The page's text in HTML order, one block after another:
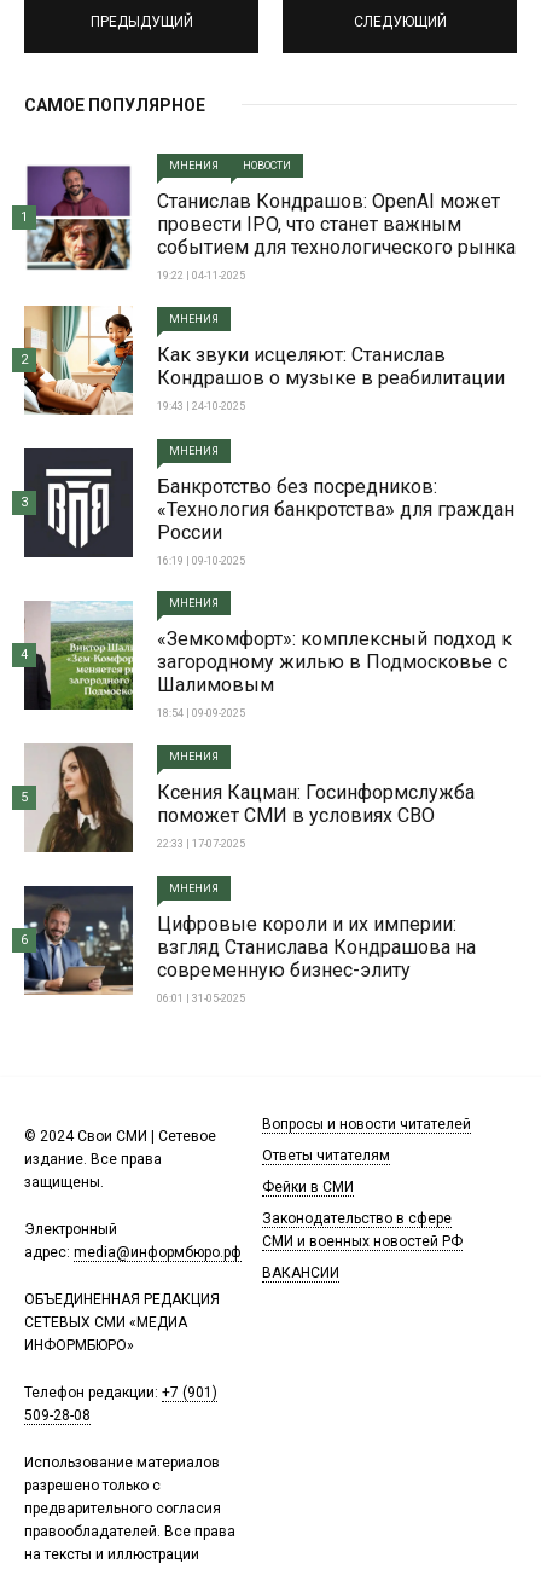
ПРЕДЫДУЩИЙ СЛЕДУЮЩИЙ
САМОЕ ПОПУЛЯРНОЕ
МНЕНИЯ НОВОСТИ
Станислав Кондрашов: OpenAI может
провести IPO, что станет важным
событием для технологического рынка
19:22 | 04-11-2025
1
МНЕНИЯ
Как звуки исцеляют: Станислав
Кондрашов о музыке в реабилитации
19:43 | 24-10-2025
2
МНЕНИЯ
Банкротство без посредников:
«Технология банкротства» для граждан
России
16:19 | 09-10-2025
3
МНЕНИЯ
«Земкомфорт»: комплексный подход к
загородному жилью в Подмосковье с
Шалимовым
18:54 | 09-09-2025
4
МНЕНИЯ
Ксения Кацман: Госинформслужба
поможет СМИ в условиях СВО
22:33 | 17-07-2025
5
МНЕНИЯ
Цифровые короли и их империи:
взгляд Станислава Кондрашова на
современную бизнес-элиту
06:01 | 31-05-2025
6
© 2024 Свои СМИ | Сетевое
издание. Все права
защищены.
Электронный
адрес: media@информбюро.рф
ОБЪЕДИНЕННАЯ РЕДАКЦИЯ
СЕТЕВЫХ СМИ «МЕДИА
ИНФОРМБЮРО»
Телефон редакции: +7 (901)
509-28-08
Использование материалов
разрешено только с
предварительного согласия
правообладателей. Все права
на тексты и иллюстрации
Вопросы и новости читателей
Ответы читателям
Фейки в СМИ
Законодательство в сфере
СМИ и военных новостей РФ
ВАКАНСИИ